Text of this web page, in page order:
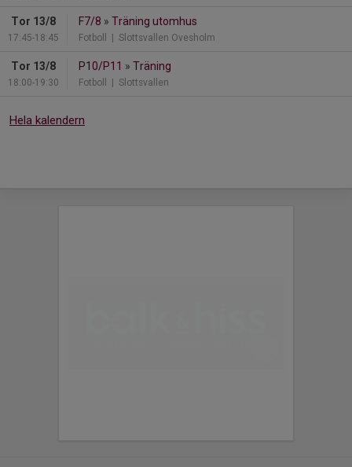
Tor 13/8
17:45-18:45
F7/8 » Träning utomhus
Fotboll | Slottsvallen Ovesholm
Tor 13/8
18:00-19:30
P10/P11 » Träning
Fotboll | Slottsvallen
Hela kalendern